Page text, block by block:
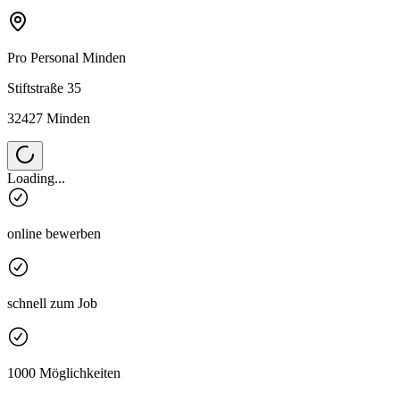
Pro Personal Minden
Stiftstraße 35
32427 Minden
Loading...
online bewerben
schnell zum Job
1000 Möglichkeiten